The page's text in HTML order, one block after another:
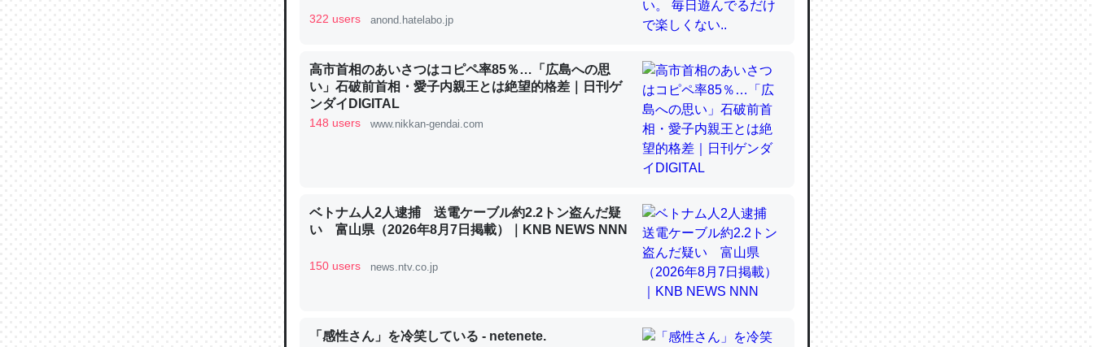
論文では「淡水はカルシウムも酸素も不足してて両方に不利だから両方が拮抗してるので
は」とあって面白い。海にいる鋏角類（カブトガニ・ウミグモ）はカルシウムを使わずキ
チンを強化してる筈だが、酵素が違うのか？
─ニュース :: 【研究発表】昆虫学の大問題＝「昆虫はなぜ海にいないのか」に関する新仮説
これを元に考えるとカルシウムを大量に使う脊椎動物と貝類は苦労してるんだな…。腹足
類だと殻を無くしてナメクジになったり努力してるし。
─ニュース :: 【研究発表】昆虫学の大問題＝「昆虫はなぜ海にいないのか」に関する新仮説
322 users anond.hatelabo.jp
高市首相のあいさつはコピペ率85％…「広島への思
い」石破前首相・愛子内親王とは絶望的格差｜日刊ゲ
ンダイDIGITAL
148 users www.nikkan-gendai.com
ベトナム人2人逮捕 送電ケーブル約2.2トン盗んだ疑
い 富山県（2026年8月7日掲載）｜KNB NEWS NNN
150 users news.ntv.co.jp
「感性さん」を冷笑している - netenete.